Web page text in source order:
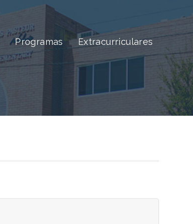
Programas Extracurriculares